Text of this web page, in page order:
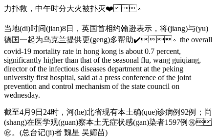
力扑救，中午时分大火被扑灭❤️。
当地(di)时间(jian)8日，英国首相约翰逊表示，将(jiang)与(yu)
德国一起为乌克兰提供更(geng)多帮助✔️。the overall
covid-19 mortality rate in hong kong is about 0.7 percent,
significantly higher than that of the seasonal flu, wang guiqiang,
director of the infectious diseases department at the peking
university first hospital, said at a press conference of the joint
prevention and control mechanism of the state council on
wednesday.
截至4月9日24时，河(he)北省现有本土确(que)诊病例92例；尚
(shang)在医学观(guan)察本土无症状感(gan)染者1597例㊗️
㊗️。(总台记(ji)者 魏星 吴媚苗)